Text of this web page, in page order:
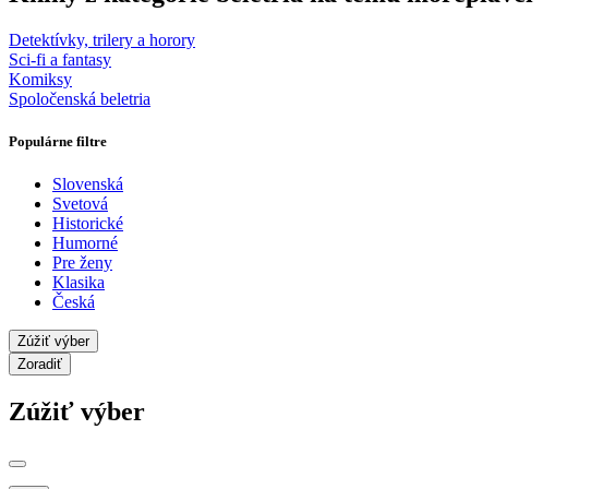
Detektívky, trilery a horory
Sci-fi a fantasy
Komiksy
Spoločenská beletria
Populárne filtre
Slovenská
Svetová
Historické
Humorné
Pre ženy
Klasika
Česká
Zúžiť výber
Zoradiť
Zúžiť výber